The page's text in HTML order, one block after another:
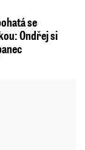
se
Ondřej si